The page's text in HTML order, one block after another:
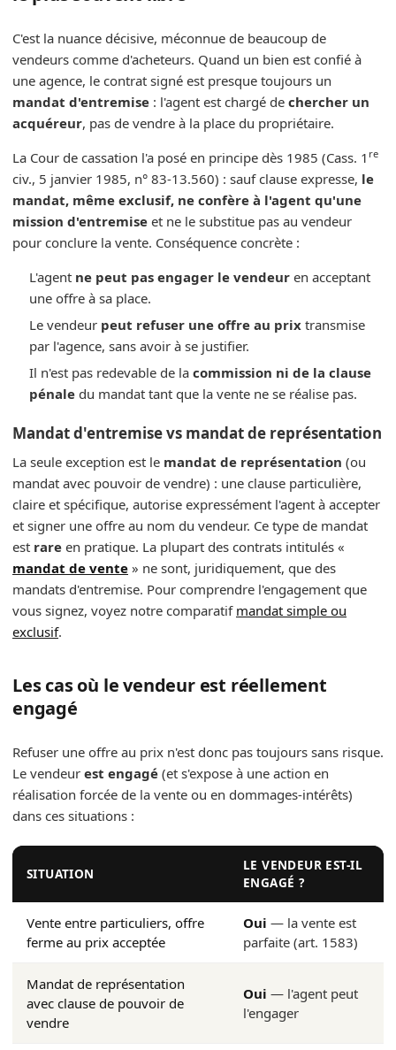
C'est la nuance décisive, méconnue de beaucoup de
vendeurs comme d'acheteurs. Quand un bien est confié à
une agence, le contrat signé est presque toujours un
mandat d'entremise : l'agent est chargé de chercher un
acquéreur, pas de vendre à la place du propriétaire.
La Cour de cassation l'a posé en principe dès 1985 (Cass. 1 re
civ., 5 janvier 1985, n° 83-13.560) : sauf clause expresse, le
mandat, même exclusif, ne confère à l'agent qu'une
mission d'entremise et ne le substitue pas au vendeur
pour conclure la vente. Conséquence concrète :
L'agent ne peut pas engager le vendeuren acceptant
une offre à sa place.
Le vendeur peut refuser une offre au prixtransmise
par l'agence, sans avoir à se justifier.
Il n'est pas redevable de la commission ni de la clause
pénaledu mandat tant que la vente ne se réalise pas.
Mandat d'entremise vs mandat de représentation
La seule exception est le mandat de représentation (ou
mandat avec pouvoir de vendre) : une clause particulière,
claire et spécifique, autorise expressément l'agent à accepter
et signer une offre au nom du vendeur. Ce type de mandat
est rare en pratique. La plupart des contrats intitulés «
mandat de vente » ne sont, juridiquement, que des
mandats d'entremise. Pour comprendre l'engagement que
vous signez, voyez notre comparatif mandat simple ou
exclusif.
Les cas où le vendeur est réellement
engagé
Refuser une offre au prix n'est donc pas toujours sans risque.
Le vendeur est engagé (et s'expose à une action en
réalisation forcée de la vente ou en dommages-intérêts)
dans ces situations :
SITUATION
LE VENDEUR EST-IL
ENGAGÉ ?
Vente entre particuliers, offre
ferme au prix acceptée
Oui — la vente est
parfaite (art. 1583)
Mandat de représentation
avec clause de pouvoir de
vendre
Oui — l'agent peut
l'engager